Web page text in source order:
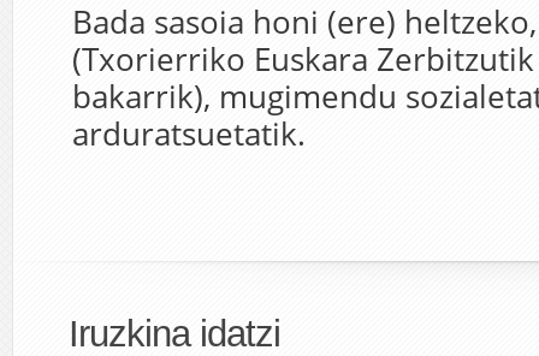
Bada sasoia honi (ere)
(Txorierriko Euskara
bakarrik), mugimendu
arduratsuetatik.
Iruzkina idatzi